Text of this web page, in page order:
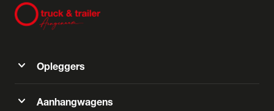
expand_more Opleggers
expand_more Aanhangwagens